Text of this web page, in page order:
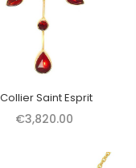
Collier Saint Esprit
€3,820.00